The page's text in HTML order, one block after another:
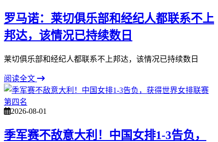
罗马诺：莱切俱乐部和经纪人都联系不上
邦达，该情况已持续数日
莱切俱乐部和经纪人都联系不上邦达，该情况已持续数日
阅读全文
2026-08-01
季军赛不敌意大利！中国女排1-3告负，